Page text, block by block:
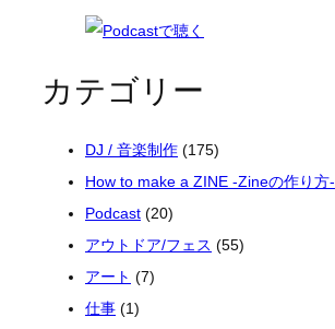
カテゴリー
DJ / 音楽制作 (175)
How to make a ZINE -Zineの作り方-
Podcast (20)
アウトドア/フェス (55)
アート (7)
仕事 (1)